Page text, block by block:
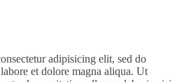
adipisicing elit, sed do
et dolore magna aliqua. Ut